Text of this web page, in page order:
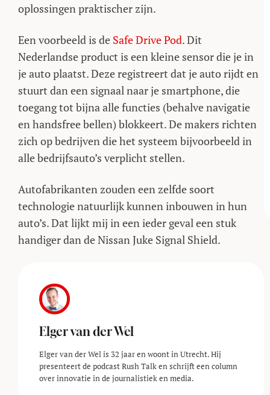
oplossingen praktischer zijn.
Een voorbeeld is de Safe Drive Pod. Dit
Nederlandse product is een kleine sensor die je in
je auto plaatst. Deze registreert dat je auto rijdt en
stuurt dan een signaal naar je smartphone, die
toegang tot bijna alle functies (behalve navigatie
en handsfree bellen) blokkeert. De makers richten
zich op bedrijven die het systeem bijvoorbeeld in
alle bedrijfsauto’s verplicht stellen.
Autofabrikanten zouden een zelfde soort
technologie natuurlijk kunnen inbouwen in hun
auto’s. Dat lijkt mij in een ieder geval een stuk
handiger dan de Nissan Juke Signal Shield.
Elger van der Wel
Elger van der Wel is 32 jaar en woont in Utrecht. Hij
presenteert de podcast Rush Talk en schrijft een column
over innovatie in de journalistiek en media.